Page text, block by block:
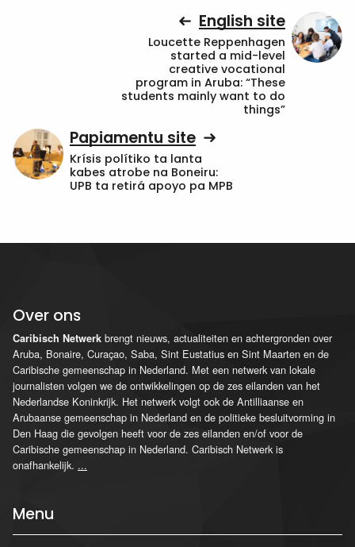
English site
Loucette Reppenhagen
started a mid-level
creative vocational
program in Aruba: “These
students mainly want to do
things”
Papiamentu site
Krísis polítiko ta lanta
kabes atrobe na Boneiru:
UPB ta retirá apoyo pa MPB
Over ons
Caribisch Netwerk brengt nieuws, actualiteiten en achtergronden over
Aruba, Bonaire, Curaçao, Saba, Sint Eustatius en Sint Maarten en de
Caribische gemeenschap in Nederland. Met een netwerk van lokale
journalisten volgen we de ontwikkelingen op de zes eilanden van het
Nederlandse Koninkrijk. Het netwerk volgt ook de Antilliaanse en
Arubaanse gemeenschap in Nederland en de politieke besluitvorming in
Den Haag die gevolgen heeft voor de zes eilanden en/of voor de
Caribische gemeenschap in Nederland. Caribisch Netwerk is
onafhankelijk. ...
Menu